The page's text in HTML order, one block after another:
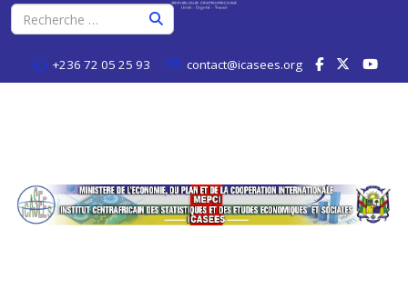
+236 72 05 25 93 contact@icasees.org